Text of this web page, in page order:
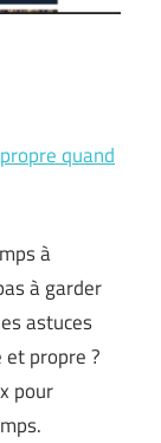
quand
à
à garder
astuces
propre ?
pour